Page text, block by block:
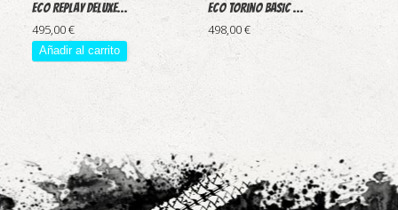
ECO REPLAY Deluxe...
495,00 €
Añadir al carrito
ECO Torino BASIC ...
498,00 €